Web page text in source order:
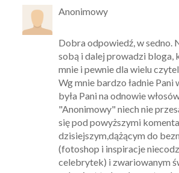
Anonimowy
Dobra odpowiedź, w sedno.
sobą i dalej prowadzi bloga,
mnie i pewnie dla wielu
Wg mnie bardzo ładnie Pani
była Pani na odnowie
"Anonimowy" niech nie
się pod powyższymi
dzisiejszym,dążącym do
(fotoshop i inspiracje
celebrytek) i zwariowanym